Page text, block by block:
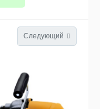
Следующий